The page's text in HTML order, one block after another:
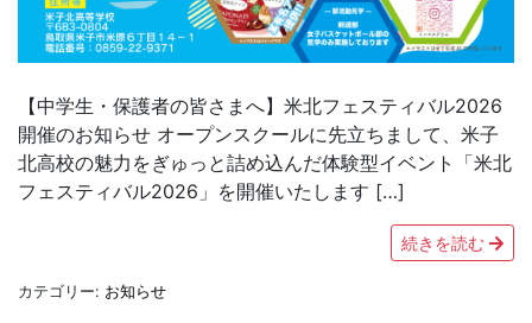
【中学生・保護者の皆さまへ】米北フェスティバル2026
開催のお知らせ オープンスクールに先立ちまして、米子
北高校の魅力をぎゅっと詰め込んだ体験型イベント「米北
フェスティバル2026」を開催いたします […]
続きを読む
カテゴリー: お知らせ